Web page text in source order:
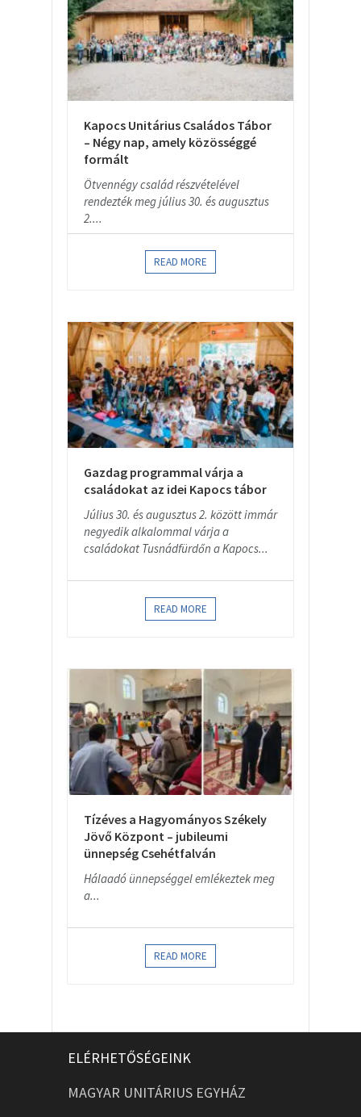
Kapocs Unitárius Családos Tábor
– Négy nap, amely közösséggé
formált
Ötvennégy család részvételével
rendezték meg július 30. és augusztus
2....
READ MORE
Gazdag programmal várja a
családokat az idei Kapocs tábor
Július 30. és augusztus 2. között immár
negyedik alkalommal várja a
családokat Tusnádfürdőn a Kapocs...
READ MORE
Tízéves a Hagyományos Székely
Jövő Központ – jubileumi
ünnepség Csehétfalván
Hálaadó ünnepséggel emlékeztek meg
a...
READ MORE
ELÉRHETŐSÉGEINK
MAGYAR UNITÁRIUS EGYHÁZ